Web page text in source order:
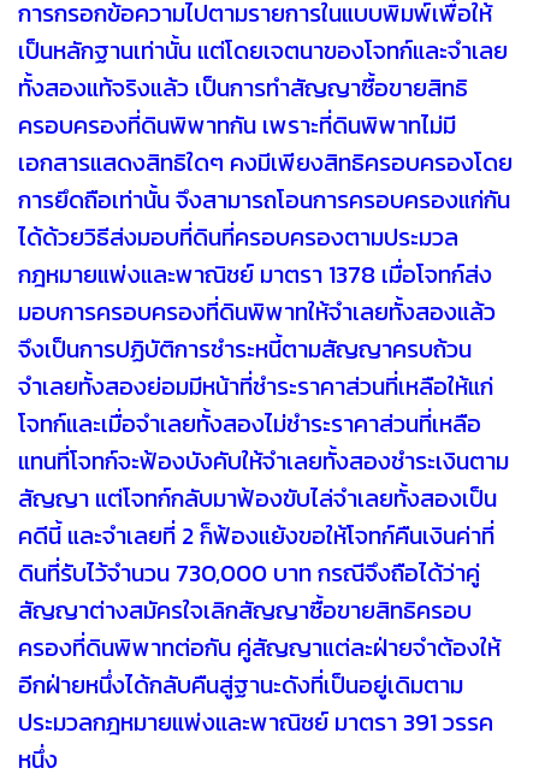
การกรอกข้อความไปตามรายการในแบบพิมพ์เพื่อให้
เป็นหลักฐานเท่านั้น แต่โดยเจตนาของโจทก์และจำเลย
ทั้งสองแท้จริงแล้ว เป็นการทำสัญญาซื้อขายสิทธิ
ครอบครองที่ดินพิพาทกัน เพราะที่ดินพิพาทไม่มี
เอกสารแสดงสิทธิใดๆ คงมีเพียงสิทธิครอบครองโดย
การยึดถือเท่านั้น จึงสามารถโอนการครอบครองแก่กัน
ได้ด้วยวิธีส่งมอบที่ดินที่ครอบครองตามประมวล
กฎหมายแพ่งและพาณิชย์ มาตรา 1378 เมื่อโจทก์ส่ง
มอบการครอบครองที่ดินพิพาทให้จำเลยทั้งสองแล้ว
จึงเป็นการปฏิบัติการชำระหนี้ตามสัญญาครบถ้วน
จำเลยทั้งสองย่อมมีหน้าที่ชำระราคาส่วนที่เหลือให้แก่
โจทก์และเมื่อจำเลยทั้งสองไม่ชำระราคาส่วนที่เหลือ
แทนที่โจทก์จะฟ้องบังคับให้จำเลยทั้งสองชำระเงินตาม
สัญญา แต่โจทก์กลับมาฟ้องขับไล่จำเลยทั้งสองเป็น
คดีนี้ และจำเลยที่ 2 ก็ฟ้องแย้งขอให้โจทก์คืนเงินค่าที่
ดินที่รับไว้จำนวน 730,000 บาท กรณีจึงถือได้ว่าคู่
สัญญาต่างสมัครใจเลิกสัญญาซื้อขายสิทธิครอบ
ครองที่ดินพิพาทต่อกัน คู่สัญญาแต่ละฝ่ายจำต้องให้
อีกฝ่ายหนึ่งได้กลับคืนสู่ฐานะดังที่เป็นอยู่เดิมตาม
ประมวลกฎหมายแพ่งและพาณิชย์ มาตรา 391 วรรค
หนึ่ง